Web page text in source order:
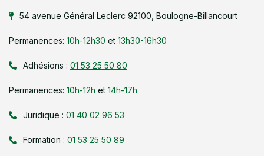
54 avenue Général Leclerc 92100, Boulogne-Billancourt
Permanences: 10h-12h30 et 13h30-16h30
Adhésions : 01 53 25 50 80
Permanences: 10h-12h et 14h-17h
Juridique : 01 40 02 96 53
Formation : 01 53 25 50 89